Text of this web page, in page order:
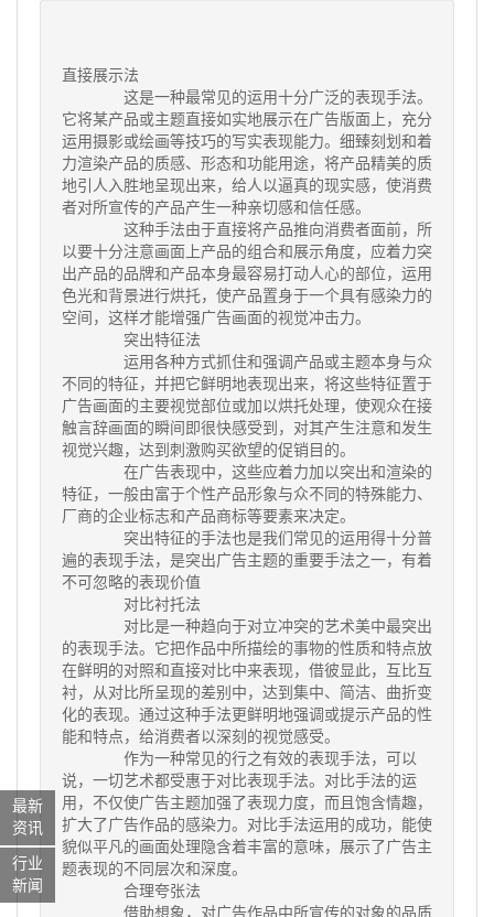
直接展示法
这是一种最常见的运用十分广泛的表现手法。
它将某产品或主题直接如实地展示在广告版面上，充分
运用摄影或绘画等技巧的写实表现能力。细臻刻划和着
力渲染产品的质感、形态和功能用途，将产品精美的质
地引人入胜地呈现出来，给人以逼真的现实感，使消费
者对所宣传的产品产生一种亲切感和信任感。
这种手法由于直接将产品推向消费者面前，所
以要十分注意画面上产品的组合和展示角度，应着力突
出产品的品牌和产品本身最容易打动人心的部位，运用
色光和背景进行烘托，使产品置身于一个具有感染力的
空间，这样才能增强广告画面的视觉冲击力。
突出特征法
运用各种方式抓住和强调产品或主题本身与众
不同的特征，并把它鲜明地表现出来，将这些特征置于
广告画面的主要视觉部位或加以烘托处理，使观众在接
触言辞画面的瞬间即很快感受到，对其产生注意和发生
视觉兴趣，达到刺激购买欲望的促销目的。
在广告表现中，这些应着力加以突出和渲染的
特征，一般由富于个性产品形象与众不同的特殊能力、
厂商的企业标志和产品商标等要素来决定。
突出特征的手法也是我们常见的运用得十分普
遍的表现手法，是突出广告主题的重要手法之一，有着
不可忽略的表现价值
对比衬托法
对比是一种趋向于对立冲突的艺术美中最突出
的表现手法。它把作品中所描绘的事物的性质和特点放
在鲜明的对照和直接对比中来表现，借彼显此，互比互
衬，从对比所呈现的差别中，达到集中、简洁、曲折变
化的表现。通过这种手法更鲜明地强调或提示产品的性
能和特点，给消费者以深刻的视觉感受。
作为一种常见的行之有效的表现手法，可以
说，一切艺术都受惠于对比表现手法。对比手法的运
用，不仅使广告主题加强了表现力度，而且饱含情趣，
扩大了广告作品的感染力。对比手法运用的成功，能使
貌似平凡的画面处理隐含着丰富的意味，展示了广告主
题表现的不同层次和深度。
合理夸张法
借助想象，对广告作品中所宣传的对象的品质
最新
资讯
行业
新闻